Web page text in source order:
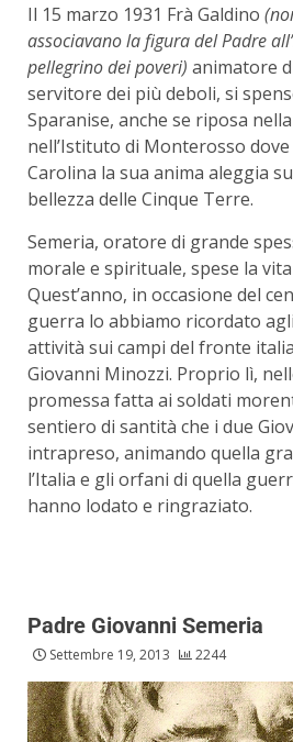
Il 15 marzo 1931 Frà Galdino
associavano la figura del Padre
pellegrino dei poveri) animatore
servitore dei più deboli, si
Sparanise, anche se riposa
nell’Istituto di Monterosso
Carolina la sua anima aleggia
bellezza delle Cinque Terre.
Semeria, oratore di grande
morale e spirituale, spese la
Quest’anno, in occasione del
guerra lo abbiamo ricordato
attività sui campi del fronte
Giovanni Minozzi. Proprio lì,
promessa fatta ai soldati
sentiero di santità che i due
intrapreso, animando quella
l’Italia e gli orfani di quella
hanno lodato e ringraziato.
Padre Giovanni Semeria
Settembre 19, 2013 2244